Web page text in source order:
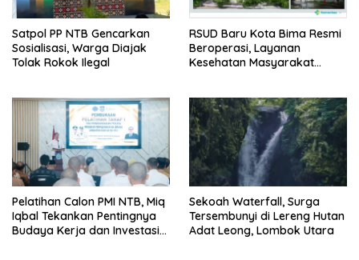
Satpol PP NTB Gencarkan
Sosialisasi, Warga Diajak
Tolak Rokok Ilegal
RSUD Baru Kota Bima Resmi
Beroperasi, Layanan
Kesehatan Masyarakat
Pelatihan Calon PMI NTB, Miq
Iqbal Tekankan Pentingnya
Budaya Kerja dan Investasi
Sekoah Waterfall, Surga
Tersembunyi di Lereng Hutan
Adat Leong, Lombok Utara